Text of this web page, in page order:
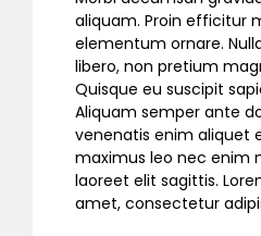
aliquam. Proin efficitur
elementum ornare.
libero, non pretium
Quisque eu suscipit
Aliquam semper ante
venenatis enim aliquet
maximus leo nec enim
laoreet elit sagittis.
amet, consectetur